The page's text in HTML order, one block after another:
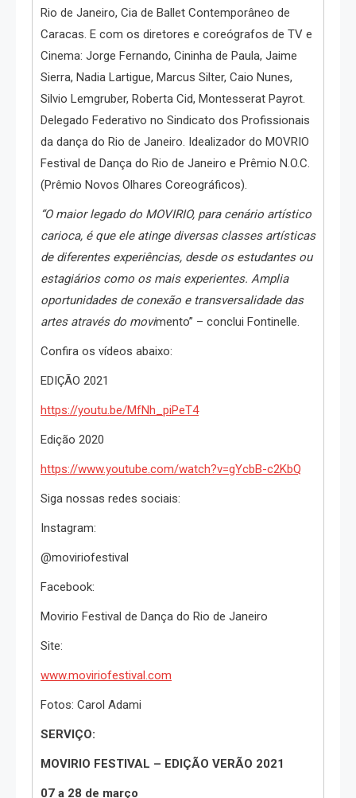
Rio de Janeiro, Cia de Ballet Contemporâneo de
Caracas. E com os diretores e coreógrafos de TV e
Cinema: Jorge Fernando, Cininha de Paula, Jaime
Sierra, Nadia Lartigue, Marcus Silter, Caio Nunes,
Silvio Lemgruber, Roberta Cid, Montesserat Payrot.
Delegado Federativo no Sindicato dos Profissionais
da dança do Rio de Janeiro. Idealizador do MOVRIO
Festival de Dança do Rio de Janeiro e Prêmio N.O.C.
(Prêmio Novos Olhares Coreográficos).
“O maior legado do MOVIRIO, para cenário artístico
carioca, é que ele atinge diversas classes artísticas
de diferentes experiências, desde os estudantes ou
estagiários como os mais experientes. Amplia
oportunidades de conexão e transversalidade das
artes através do movimento” – conclui Fontinelle.
Confira os vídeos abaixo:
EDIÇÃO 2021
https://youtu.be/MfNh_piPeT4
Edição 2020
https://www.youtube.com/watch?v=gYcbB-c2KbQ
Siga nossas redes sociais:
Instagram:
@moviriofestival
Facebook:
Movirio Festival de Dança do Rio de Janeiro
Site:
www.moviriofestival.com
Fotos: Carol Adami
SERVIÇO:
MOVIRIO FESTIVAL – EDIÇÃO VERÃO 2021
07 a 28 de março